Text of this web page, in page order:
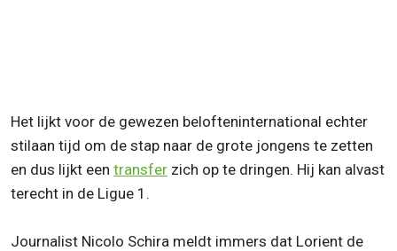
Het lijkt voor de gewezen belofteninternational echter
stilaan tijd om de stap naar de grote jongens te zetten
en dus lijkt een transfer zich op te dringen. Hij kan alvast
terecht in de Ligue 1.
Journalist Nicolo Schira meldt immers dat Lorient de